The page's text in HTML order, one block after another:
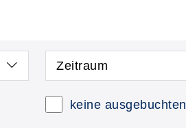
Zeitraum
keine ausgebuchten